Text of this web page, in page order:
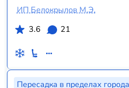
ИП Белокрылов М.Э.
3.6
21
Пересадка в пределах города